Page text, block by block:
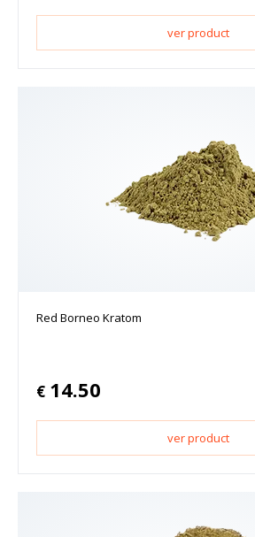
ver product
Red Borneo Kratom
€ 14.50
ver product